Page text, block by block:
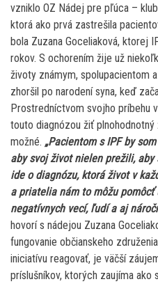
vzniklo OZ Nádej pre pľúca –
ktorá ako prvá zastrešila
bola Zuzana Goceliaková, ktorej
rokov. S ochorením žije už
životy známym, spolupacientom
zhoršil po narodení syna, keď
Prostredníctvom svojho príbehu
touto diagnózou žiť
možné. „Pacientom s IPF by
aby svoj život nielen prežili,
ide o diagnózu, ktorá život v
a priatelia nám to môžu
negatívnych vecí, ľudí a aj
hovorí s nádejou Zuzana
fungovanie občianskeho
iniciatívu reagovať, je väčší
príslušníkov, ktorých zaujíma ako